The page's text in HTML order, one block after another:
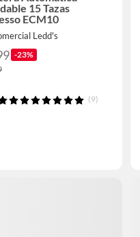
15 Tazas
ECM10
Ledd's
-23%
(9)